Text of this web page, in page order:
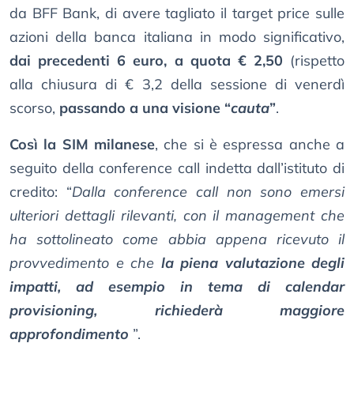
da BFF Bank, di avere tagliato il target price sulle
azioni della banca italiana in modo significativo,
dai precedenti 6 euro, a quota € 2,50 (rispetto
alla chiusura di € 3,2 della sessione di venerdì
scorso, passando a una visione “cauta”.
Così la SIM milanese, che si è espressa anche a
seguito della conference call indetta dall’istituto di
credito: “Dalla conference call non sono emersi
ulteriori dettagli rilevanti, con il management che
ha sottolineato come abbia appena ricevuto il
provvedimento e che la piena valutazione degli
impatti, ad esempio in tema di calendar
provisioning, richiederà maggiore
approfondimento ”.